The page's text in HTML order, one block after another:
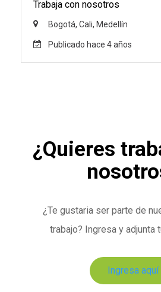
Trabaja con nosotros
Bogotá, Cali, Medellín
Publicado hace 4 años
¿Quieres
¿Te gustaria ser parte de
trabajo? Ingresa y adjunta
Ingresa aquí